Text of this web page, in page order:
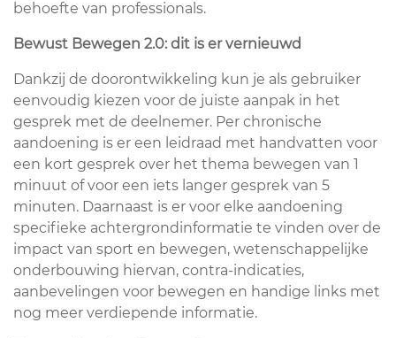
behoefte van professionals.
Bewust Bewegen 2.0: dit is er vernieuwd
Dankzij de doorontwikkeling kun je als gebruiker
eenvoudig kiezen voor de juiste aanpak in het
gesprek met de deelnemer. Per chronische
aandoening is er een leidraad met handvatten voor
een kort gesprek over het thema bewegen van 1
minuut of voor een iets langer gesprek van 5
minuten. Daarnaast is er voor elke aandoening
specifieke achtergrondinformatie te vinden over de
impact van sport en bewegen, wetenschappelijke
onderbouwing hiervan, contra-indicaties,
aanbevelingen voor bewegen en handige links met
nog meer verdiepende informatie.